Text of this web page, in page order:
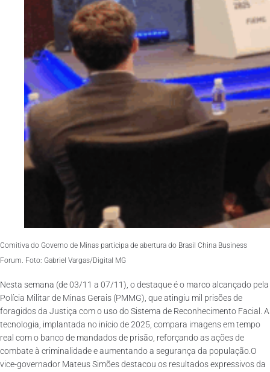
Comitiva do Governo de Minas participa de abertura do Brasil China Business
Forum. Foto: Gabriel Vargas/Digital MG
Nesta semana (de 03/11 a 07/11), o destaque é o marco alcançado pela
Polícia Militar de Minas Gerais (PMMG), que atingiu mil prisões de
foragidos da Justiça com o uso do Sistema de Reconhecimento Facial. A
tecnologia, implantada no início de 2025, compara imagens em tempo
real com o banco de mandados de prisão, reforçando as ações de
combate à criminalidade e aumentando a segurança da população.O
vice-governador Mateus Simões destacou os resultados expressivos da